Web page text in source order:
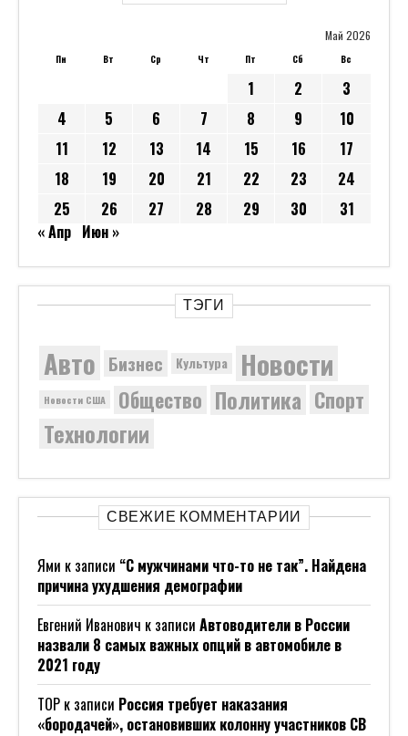
Май 2026
Пн Вт Ср Чт Пт Сб Вс
1 2
3
4
5 6 7 8 9
10
11
12 13 14 15 16
17
18
19 20 21 22 23
24
25
26 27 28 29 30
31
« Апр Июн »
ТЭГИ
Авто Бизнес Культура Новости
Новости США Общество Политика Спорт
Технологии
СВЕЖИЕ КОММЕНТАРИИ
Ями к записи “С мужчинами что-то не так”. Найдена
причина ухудшения демографии
Евгений Иванович к записи Автоводители в России
назвали 8 самых важных опций в автомобиле в
2021 году
ТОР к записи Россия требует наказания
«бородачей», остановивших колонну участников СВ